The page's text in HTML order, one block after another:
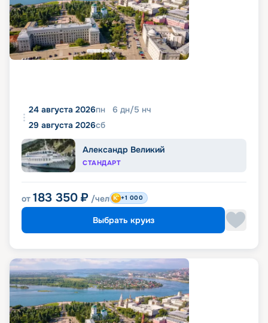
24 августа 2026пн 6 дн/5 нч
29 августа 2026сб
Александр Великий
СТАНДАРТ
от 183 350 ₽ /чел +1 000
Выбрать круиз